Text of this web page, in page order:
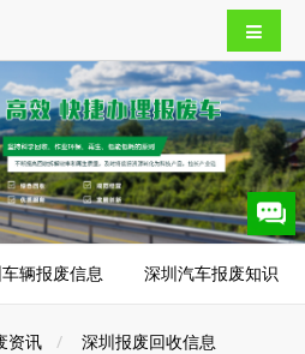
辆报废信息 深圳汽车报废知识
资讯
深圳报废回收信息